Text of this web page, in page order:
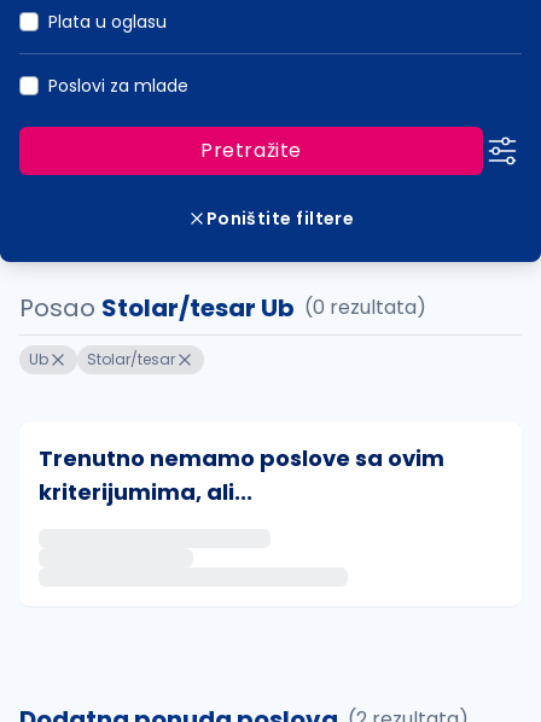
Plata u oglasu
Poslovi za mlade
Pretražite
Poništite filtere
Posao Stolar/tesar Ub (0 rezultata)
Ub Stolar/tesar
Trenutno nemamo poslove sa ovim
kriterijumima, ali...